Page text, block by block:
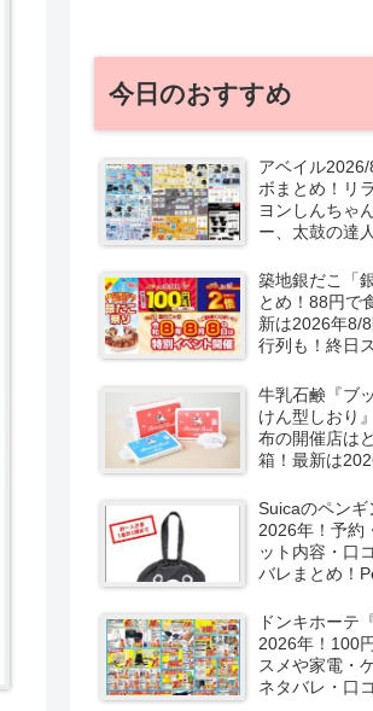
今日のおすすめ
アベイル
ボまとめ！リ
ヨンしんちゃ
ー、太鼓の達
口コミ、入荷
切れ、整理券
築地銀だこ「
とめ！88円で
新は2026年8/
行列も！終日
牛乳石鹸『ブ
けん型しおり
布の開催店は
箱！最新は
Suicaのペンギ
2026年！予約
ット内容・口
バレまとめ！
2026/8/8より
ドンキホーテ
2026年！100
スメや家電・
ネタバレ・口